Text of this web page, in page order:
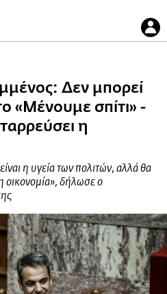
Δεν μπορεί
«Μένουμε σπίτι» -
η
η υγεία των πολιτών, αλλά θα
οικονομία», δήλωσε ο